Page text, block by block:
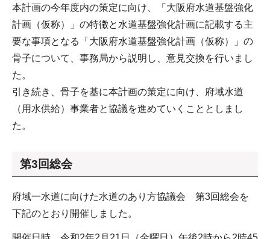
本計画の今年度内の策定に向け、「大阪府水道基盤強化
計画（仮称）」の特徴と水道基盤強化計画に記載する主
要な事項となる「大阪府水道基盤強化計画（仮称）」の
骨子について、事務局から説明し、意見交換を行いまし
た。
引き続き、骨子を基に本計画の策定に向け、府域水道
（用水供給）事業者と協議を進めていくこととしまし
た。
第3回総会
府域一水道に向けた水道のあり方協議会 第3回総会を
下記のとおり開催しました。